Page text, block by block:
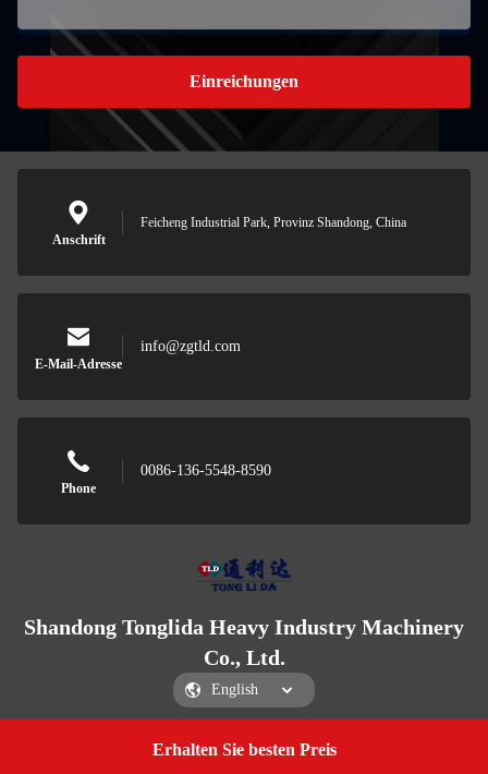
Erhalten Sie besten Preis
Einreichungen
Anschrift
Feicheng Industrial Park, Provinz Shandong, China
E-Mail-Adresse
info@zgtld.com
Phone
0086-136-5548-8590
Shandong Tonglida Heavy Industry Machinery
Co., Ltd.
Shandong Tonglida Heavy Industry Machinery Co., Ltd.
Get a Quote